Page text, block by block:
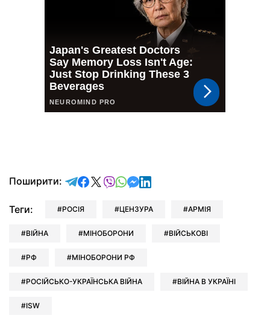
Поширити: відправити у Telegram
поділитись у Facebook
поділитись у X
відправити у Viber
відправити у Whatsapp
відправити у Messenger
відправити у LinkedIn
Теги: РОСІЯ ЦЕНЗУРА АРМІЯ
ВІЙНА МІНОБОРОНИ ВІЙСЬКОВІ
РФ МІНОБОРОНИ РФ
РОСІЙСЬКО-УКРАЇНСЬКА ВІЙНА ВІЙНА В УКРАЇНІ
ISW